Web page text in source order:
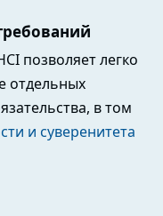
позволяет легко
отдельных
в том
и суверенитета